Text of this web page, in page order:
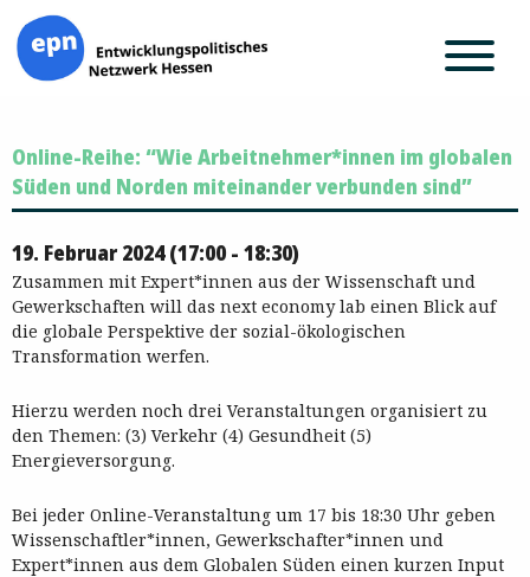
Inhalt
springen
Online-Reihe: “Wie Arbeitnehmer*innen im globalen
Süden und Norden miteinander verbunden sind”
19. Februar 2024 (17:00 - 18:30)
Zusammen mit Expert*innen aus der Wissenschaft und
Gewerkschaften will das next economy lab einen Blick auf
die globale Perspektive der sozial-ökologischen
Transformation werfen.
Hierzu werden noch drei Veranstaltungen organisiert zu
den Themen: (3) Verkehr (4) Gesundheit (5)
Energieversorgung.
Bei jeder Online-Veranstaltung um 17 bis 18:30 Uhr geben
Wissenschaftler*innen, Gewerkschafter*innen und
Expert*innen aus dem Globalen Süden einen kurzen Input